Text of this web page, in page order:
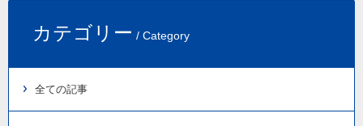
カテゴリー / Category
全ての記事